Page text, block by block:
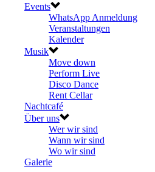
Events
WhatsApp Anmeldung
Veranstaltungen
Kalender
Musik
Move down
Perform Live
Disco Dance
Rent Cellar
Nachtcafé
Über uns
Wer wir sind
Wann wir sind
Wo wir sind
Galerie